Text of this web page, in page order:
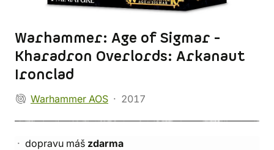
Warhammer: Age of Sigmar -
Kharadron Overlords: Arkanaut
Ironclad
Warhammer AOS 2017
dopravu máš zdarma